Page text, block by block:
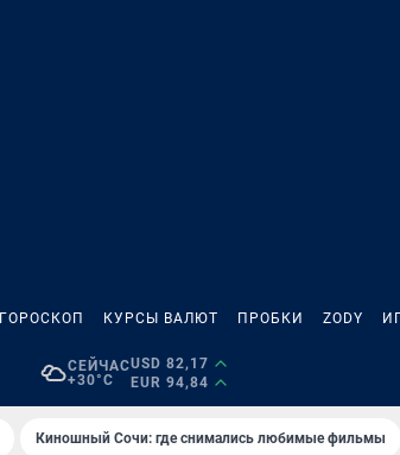
ГОРОСКОП КУРСЫ ВАЛЮТ ПРОБКИ ZODY
СЕЙЧАС
+30°C
USD 82,17
EUR 94,84
Киношный Сочи: где снимались любимые фильмы